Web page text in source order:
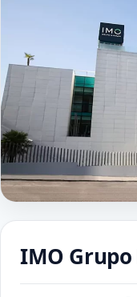
IMO